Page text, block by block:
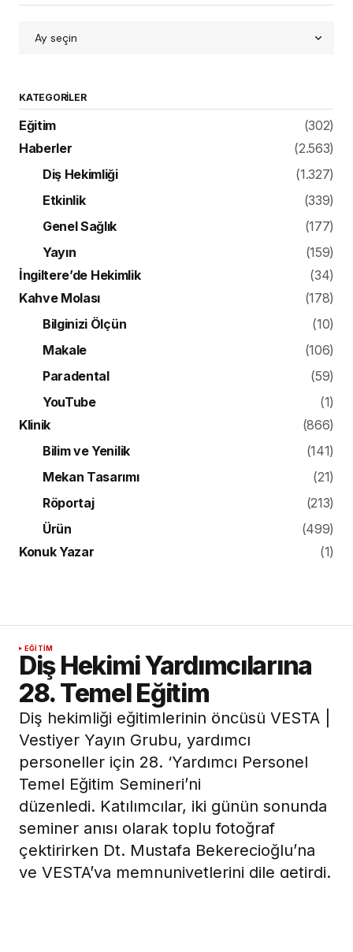
KATEGORILER
Eğitim
(302)
Haberler
(2.563)
Diş Hekimliği
(1.327)
Etkinlik
(339)
Genel Sağlık
(177)
Yayın
(159)
İngiltere’de Hekimlik
(34)
Kahve Molası
(178)
Bilginizi Ölçün
(10)
Makale
(106)
Paradental
(59)
YouTube
(1)
Klinik
(866)
Bilim ve Yenilik
(141)
Mekan Tasarımı
(21)
Röportaj
(213)
Ürün
(499)
Konuk Yazar
(1)
EĞITIM
Diş Hekimi Yardımcılarına
28. Temel Eğitim
Diş hekimliği eğitimlerinin öncüsü VESTA |
Vestiyer Yayın Grubu, yardımcı
personeller için 28. ‘Yardımcı Personel
Temel Eğitim Semineri’ni
düzenledi. Katılımcılar, iki günün sonunda
seminer anısı olarak toplu fotoğraf
çektirirken Dt. Mustafa Bekerecioğlu’na
ve VESTA’ya memnuniyetlerini dile getirdi.